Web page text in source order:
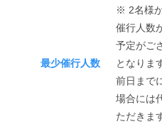
最少催行人数
※ 2名様
催行人数
予定がご
となりま
前日まで
場合には
ただきま